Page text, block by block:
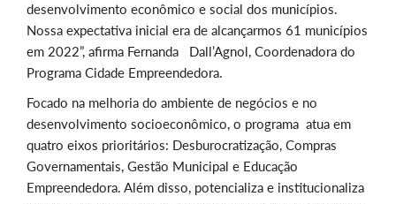
desenvolvimento econômico e social dos municípios.
Nossa expectativa inicial era de alcançarmos 61 municípios
em 2022”, afirma Fernanda Dall’Agnol, Coordenadora do
Programa Cidade Empreendedora.
Focado na melhoria do ambiente de negócios e no
desenvolvimento socioeconômico, o programa atua em
quatro eixos prioritários: Desburocratização, Compras
Governamentais, Gestão Municipal e Educação
Empreendedora. Além disso, potencializa e institucionaliza